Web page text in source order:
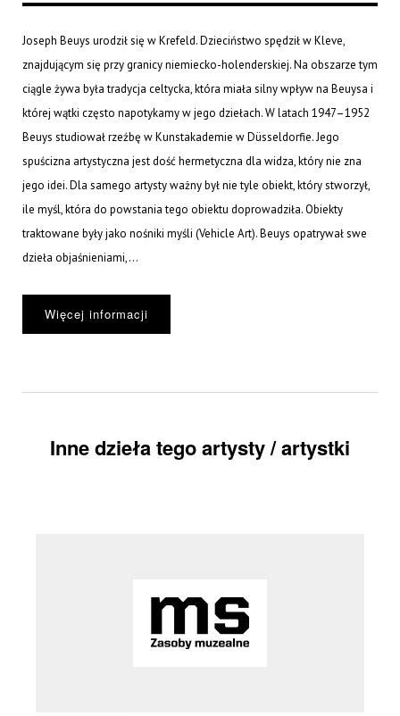
Joseph Beuys urodził się w Krefeld. Dzieciństwo spędził w Kleve,
znajdującym się przy granicy niemiecko-holenderskiej. Na obszarze tym
ciągle żywa była tradycja celtycka, która miała silny wpływ na Beuysa i
której wątki często napotykamy w jego dziełach. W latach 1947–1952
Beuys studiował rzeźbę w Kunstakademie w Düsseldorfie. Jego
spuścizna artystyczna jest dość hermetyczna dla widza, który nie zna
jego idei. Dla samego artysty ważny był nie tyle obiekt, który stworzył,
ile myśl, która do powstania tego obiektu doprowadziła. Obiekty
traktowane były jako nośniki myśli (Vehicle Art). Beuys opatrywał swe
dzieła objaśnieniami,...
Więcej informacji
Inne dzieła tego artysty / artystki